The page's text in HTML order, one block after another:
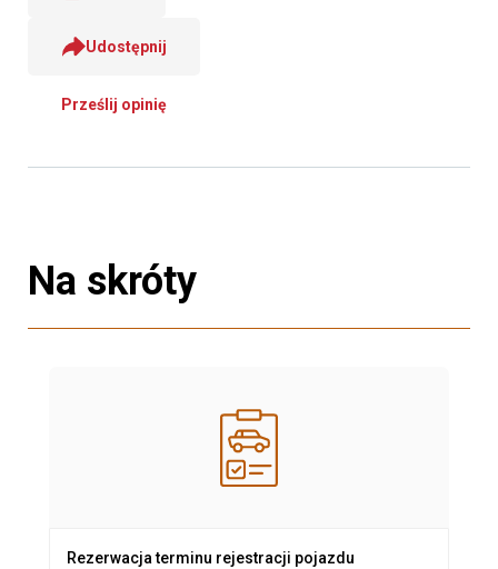
Udostępnij
Prześlij opinię
Na skróty
Rezerwacja terminu rejestracji pojazdu